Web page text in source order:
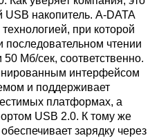
накопитель. A-DATA
при которой
последовательном чтении
50 Мб/сек, соответственно.
интерфейсом
и поддерживает
платформах, а
USB 2.0. К тому же
зарядку через